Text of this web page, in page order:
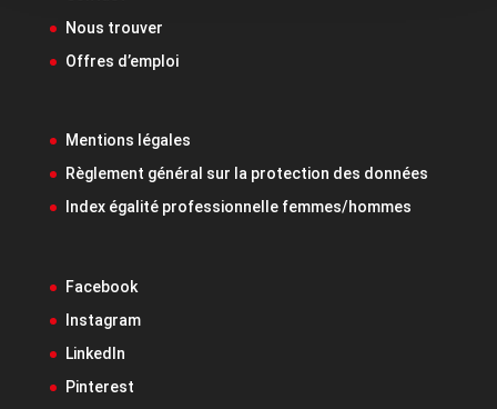
Nous trouver
Offres d’emploi
Mentions légales
Règlement général sur la protection des données
Index égalité professionnelle femmes/hommes
Facebook
Instagram
LinkedIn
Pinterest